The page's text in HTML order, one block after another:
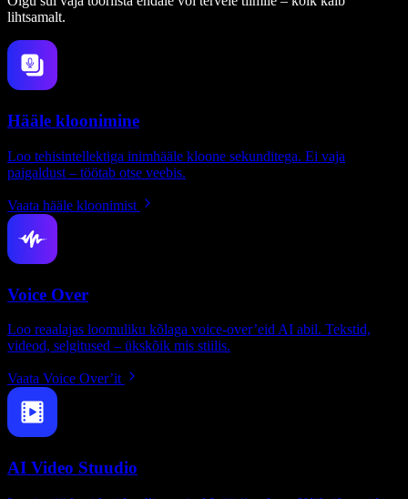
lihtsamalt.
Hääle kloonimine
Loo tehisintellektiga inimhääle kloone sekunditega. Ei vaja
paigaldust – töötab otse veebis.
Vaata hääle kloonimist
Voice Over
Loo reaalajas loomuliku kõlaga voice-over’eid AI abil. Tekstid,
videod, selgitused – ükskõik mis stiilis.
Vaata Voice Over’it
AI Video Stuudio